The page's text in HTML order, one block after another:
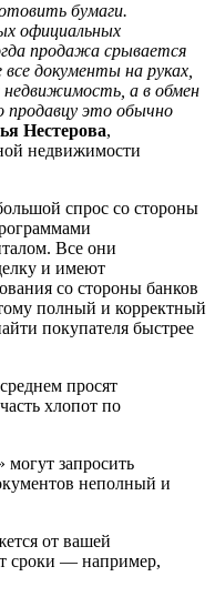
бумаги.
официальных
продажа срывается
документы на руках,
недвижимость, а в обмен
продавцу это обычно
Нестерова,
недвижимости
спрос со стороны
Все они
и имеют
со стороны банков
полный и корректный
покупателя быстрее
просят
хлопот по
могут запросить
неполный и
от вашей
сроки — например,